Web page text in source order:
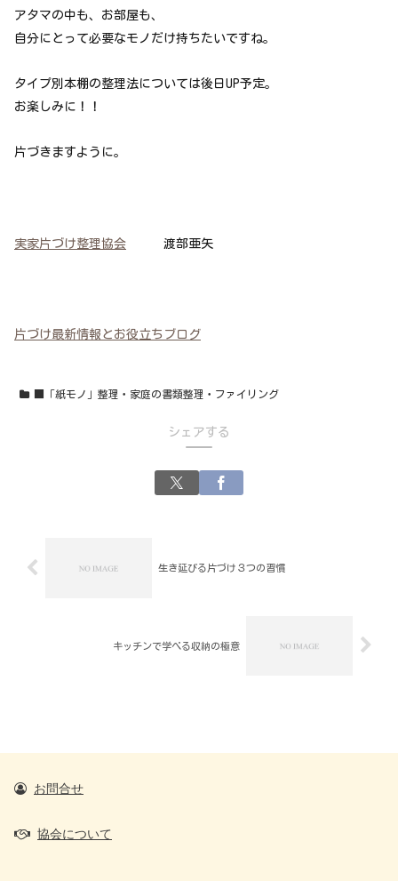
アタマの中も、お部屋も、
自分にとって必要なモノだけ持ちたいですね。
タイプ別本棚の整理法については後日UP予定。
お楽しみに！！
片づきますように。
実家片づけ整理協会 渡部亜矢
片づけ最新情報とお役立ちブログ
■「紙モノ」整理・家庭の書類整理・ファイリング
シェアする
生き延びる片づけ３つの習慣
キッチンで学べる収納の極意
お問合せ
協会について